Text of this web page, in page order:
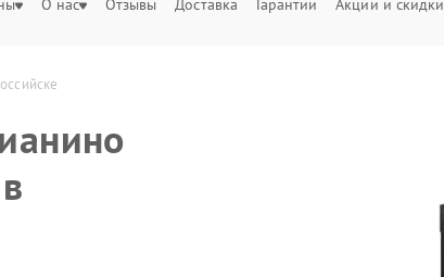
О нас Отзывы Доставка Гарантии Акции и скидки